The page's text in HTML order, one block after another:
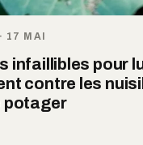
· 17 MAI
infaillibles pour
contre les
potager